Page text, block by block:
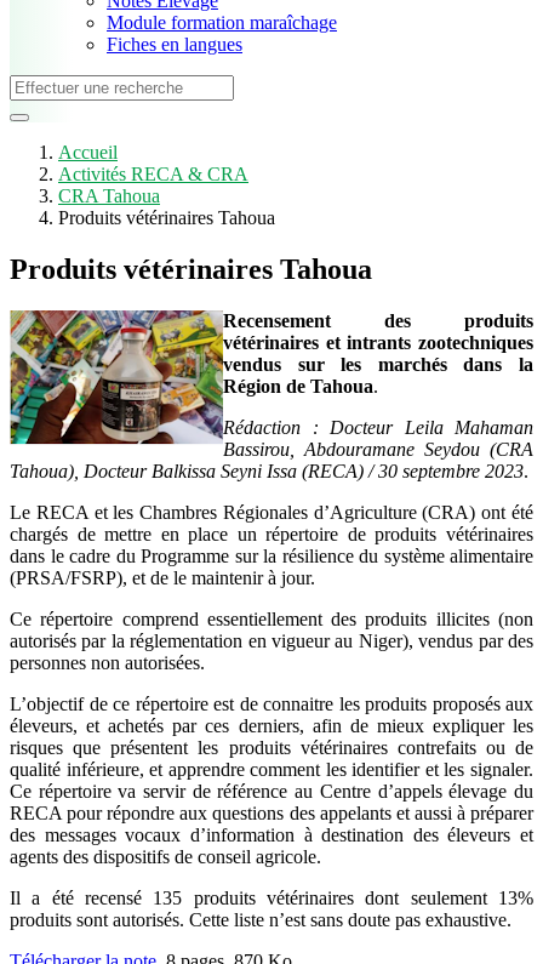
Module formation maraîchage
Fiches en langues
Accueil
Activités RECA & CRA
CRA Tahoua
Produits vétérinaires Tahoua
Produits vétérinaires Tahoua
Recensement des produits
vétérinaires et intrants zootechniques
vendus sur les marchés dans la
Région de Tahoua.
Rédaction : Docteur Leila Mahaman
Bassirou, Abdouramane Seydou (CRA
Tahoua), Docteur Balkissa Seyni Issa (RECA) / 30 septembre 2023.
Le RECA et les Chambres Régionales d’Agriculture (CRA) ont été
chargés de mettre en place un répertoire de produits vétérinaires
dans le cadre du Programme sur la résilience du système alimentaire
(PRSA/FSRP), et de le maintenir à jour.
Ce répertoire comprend essentiellement des produits illicites (non
autorisés par la réglementation en vigueur au Niger), vendus par des
personnes non autorisées.
L’objectif de ce répertoire est de connaitre les produits proposés aux
éleveurs, et achetés par ces derniers, afin de mieux expliquer les
risques que présentent les produits vétérinaires contrefaits ou de
qualité inférieure, et apprendre comment les identifier et les signaler.
Ce répertoire va servir de référence au Centre d’appels élevage du
RECA pour répondre aux questions des appelants et aussi à préparer
des messages vocaux d’information à destination des éleveurs et
agents des dispositifs de conseil agricole.
Il a été recensé 135 produits vétérinaires dont seulement 13%
produits sont autorisés. Cette liste n’est sans doute pas exhaustive.